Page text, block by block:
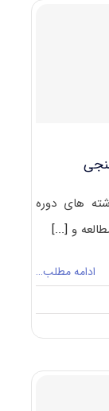
های دوره
و [...]
ادامه مطلب…